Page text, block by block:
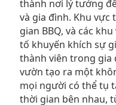
thành nơi lý tưởng
và gia đình. Khu
gian BBQ, và các
tố khuyến khích sự
thành viên trong gia
vườn tạo ra một
mọi người có thể tụ
thời gian bên nhau,